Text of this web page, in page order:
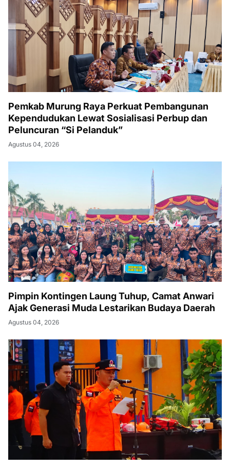
Pemkab Murung Raya Perkuat Pembangunan
Kependudukan Lewat Sosialisasi Perbup dan
Peluncuran “Si Pelanduk”
Agustus 04, 2026
Pimpin Kontingen Laung Tuhup, Camat Anwari
Ajak Generasi Muda Lestarikan Budaya Daerah
Agustus 04, 2026